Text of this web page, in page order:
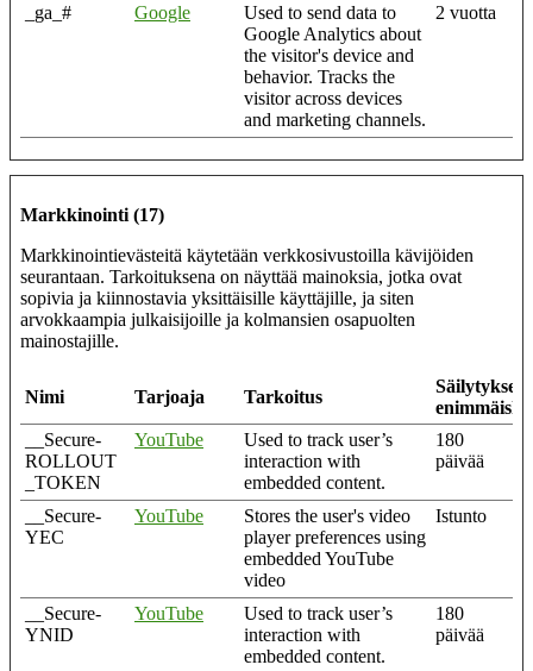
_ga_# Google
Used to send data to
Google Analytics about
the visitor's device and
behavior. Tracks the
visitor across devices
and marketing channels.
2 vuotta
Markkinointi (17)
Markkinointievästeitä käytetään verkkosivustoilla kävijöiden
seurantaan. Tarkoituksena on näyttää mainoksia, jotka ovat
sopivia ja kiinnostavia yksittäisille käyttäjille, ja siten
arvokkaampia julkaisijoille ja kolmansien osapuolten
mainostajille.
Nimi Tarjoaja Tarkoitus
Säilytyksen
__Secure-
ROLLOUT
_TOKEN
YouTube
Used to track user’s
interaction with
embedded content.
180
päivää
__Secure-
YEC
YouTube
Stores the user's video
player preferences using
embedded YouTube
video
Istunto
__Secure-
YNID
YouTube
Used to track user’s
interaction with
embedded content.
180
päivää